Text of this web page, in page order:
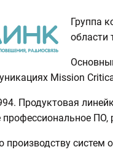
Группа
области
Mission
Продуктовая
производству систем